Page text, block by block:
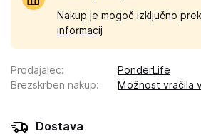
Nakup je mogoč izključno
informacij
Prodajalec:
PonderLife
Brezskrben nakup: Možnost vračila
Dostava